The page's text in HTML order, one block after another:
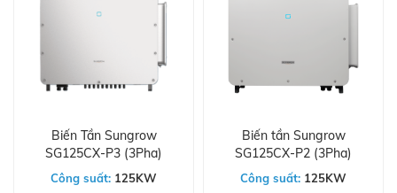
Biến Tần Sungrow
SG125CX-P3 (3Pha)
Công suất: 125KW
Biến tần Sungrow
SG125CX-P2 (3Pha)
Công suất: 125KW